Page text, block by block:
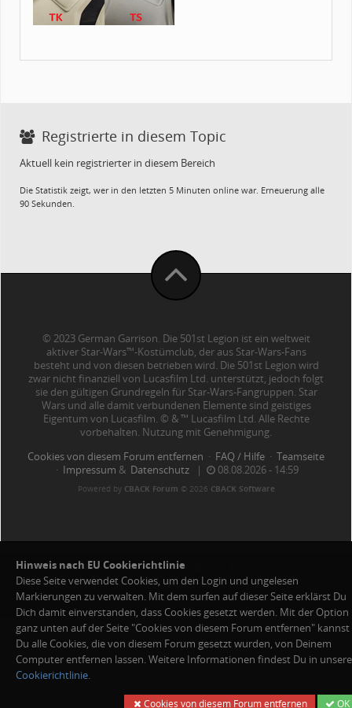
Registrierte in diesem Topic
Aktuell kein registrierter in diesem Bereich
Die Statistik zeigt, wer in den letzten 5 Minuten online war. Erneuerung alle
90 Sekunden.
© 2023 German Garrison. Die 501st Legion ist ein weltweit
aktiver Star-Wars™-Kostümclub, der aus Star-Wars-Fans
besteht und von diesen betrieben wird. Die 501st Legion wird
zwar nicht finanziell von Lucasfilm Ltd. unterstützt, jedoch folgt
sie den gültigen Grundregeln für Star-Wars-Fangruppen. Star
Wars und alle damit verbundenen Elemente sind geistiges
Eigentum von Lucasfilm. © & ™ Lucasfilm Ltd. Alle Rechte
vorbehalten. Nutzung mit Genehmigung.
Cookies von diesem Forum entfernen · FAQ / Hilfe · Teamseite
· Impressum & Datenschutz | 08.08.2026 - 14:59
Powered by CBACK Forum © 2026 CBACK Software
MySQL Queries:20 ·Cache Hits:
Gen-Time: 0.203926s ·Speichernutzung: 2 MB ·GZIP:
Viewport:
S
Hinweis nach EU Cookierichtlinie
Diese Seite verwendet Cookies, um den Login und ungelesen
Markierungen zu verwalten. Mit dem surfen auf dieser Seite erklärst Du
Dich damit einverstanden, dass Cookies gesetzt werden. Mit der Option
ganz unten auf der Seite "Cookies von diesem Forum entfernen" kannst
Du alle Cookies, die von diesem Forum gesetzt wurden, von Deinem
Computer entfernen lassen. Weitere Informationen findest Du in
Cookierichtlinie.
Cookies von diesem Forum entfernen OK